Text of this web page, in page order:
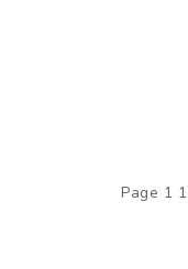
Page 1 1